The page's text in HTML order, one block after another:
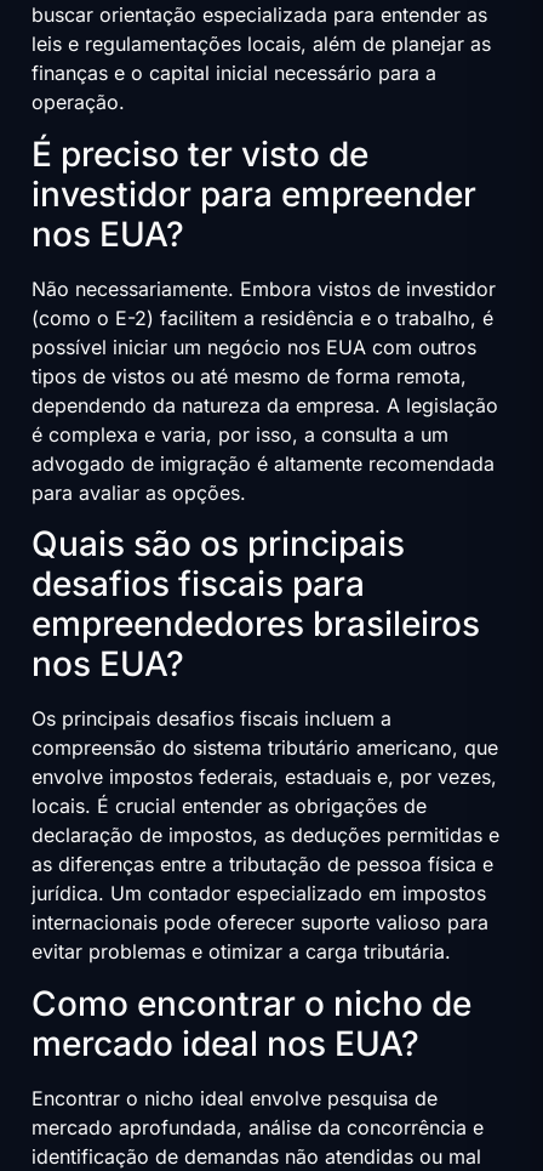
buscar orientação especializada para entender as
leis e regulamentações locais, além de planejar as
finanças e o capital inicial necessário para a
operação.
É preciso ter visto de
investidor para empreender
nos EUA?
Não necessariamente. Embora vistos de investidor
(como o E-2) facilitem a residência e o trabalho, é
possível iniciar um negócio nos EUA com outros
tipos de vistos ou até mesmo de forma remota,
dependendo da natureza da empresa. A legislação
é complexa e varia, por isso, a consulta a um
advogado de imigração é altamente recomendada
para avaliar as opções.
Quais são os principais
desafios fiscais para
empreendedores brasileiros
nos EUA?
Os principais desafios fiscais incluem a
compreensão do sistema tributário americano, que
envolve impostos federais, estaduais e, por vezes,
locais. É crucial entender as obrigações de
declaração de impostos, as deduções permitidas e
as diferenças entre a tributação de pessoa física e
jurídica. Um contador especializado em impostos
internacionais pode oferecer suporte valioso para
evitar problemas e otimizar a carga tributária.
Como encontrar o nicho de
mercado ideal nos EUA?
Encontrar o nicho ideal envolve pesquisa de
mercado aprofundada, análise da concorrência e
identificação de demandas não atendidas ou mal